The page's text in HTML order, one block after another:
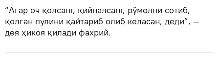
“Агар оч қолсанг, қийналсанг, рўмолни сотиб,
қолган пулини қайтариб олиб келасан, деди”, —
дея ҳикоя қилади фахрий.